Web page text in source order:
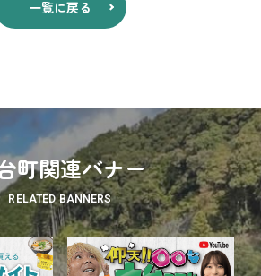
一覧に戻る
町関連バナー
RELATED BANNERS